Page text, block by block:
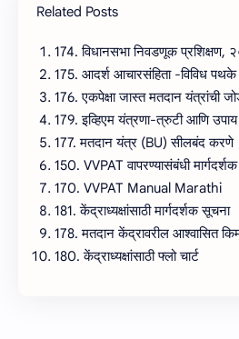
Related Posts
174. विधानसभा निवडणूक प्रशिक्षण,
175. आदर्श आचारसंहिता -विविध पथके
176. एकपेक्षा जास्त मतदान यंत्रांची
179. इव्हिएम यंत्रणा-त्रुटी आणि उपाय
177. मतदान यंत्र (BU) सीलबंद करणे
150. VVPAT वापरण्यासंबंधी
170. VVPAT Manual Marathi
181. केंद्राध्यक्षांसाठी मार्गदर्शक सूचना
178. मतदान केंद्रावरील आश्वासित
180. केंद्राध्यक्षांसाठी फ्लो चार्ट